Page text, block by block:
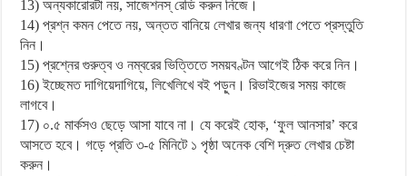
13) অন্যকারোরটা নয়, সাজেশনস্ রেডি করুন নিজে।
14) প্রশ্ন কমন পেতে নয়, অন্তত বানিয়ে লেখার জন্য ধারণা পেতে প্রস্তুতি
নিন।
15) প্রশ্নের গুরুত্ব ও নম্বরের ভিত্তিতে সময়বণ্টন আগেই ঠিক করে নিন।
16) ইচ্ছেমত দাগিয়েদাগিয়ে, লিখেলিখে বই পড়ুন। রিভাইজের সময় কাজে
লাগবে।
17) ০.৫ মার্কসও ছেড়ে আসা যাবে না। যে করেই হোক, ‘ফুল আনসার’ করে
আসতে হবে। গড়ে প্রতি ৩-৫ মিনিটে ১ পৃষ্ঠা অনেক বেশি দ্রুত লেখার চেষ্টা
করুন।